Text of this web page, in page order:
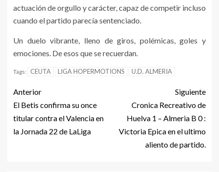
actuación de orgullo y carácter, capaz de competir incluso
cuando el partido parecía sentenciado.
Un duelo vibrante, lleno de giros, polémicas, goles y
emociones. De esos que se recuerdan.
Tags: CEUTA LIGA HOPERMOTIONS U.D. ALMERIA
Anterior
El Betis confirma su once
titular contra el Valencia en
la Jornada 22 de LaLiga
Siguiente
Cronica Recreativo de
Huelva 1 – Almeria B 0 :
Victoria Epica en el ultimo
aliento de partido.